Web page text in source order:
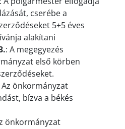
cserébe a
5+5 éves
alakítani
: A megegyezés
első körben
Az önkormányzat
bízva a békés
önkormányzat